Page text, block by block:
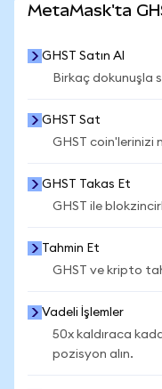
MetaMask'ta
GHST Satın Al
Birkaç dokunuşla
GHST Sat
GHST coin'lerinizi
GHST Takas Et
GHST ile
Tahmin Et
GHST ve kripto
Vadeli İşlemler
50x kaldıraca
pozisyon alın.